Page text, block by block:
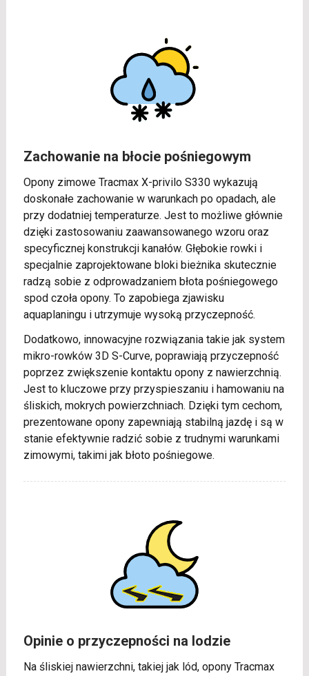
Zachowanie na błocie pośniegowym
Opony zimowe Tracmax X-privilo S330 wykazują
doskonałe zachowanie w warunkach po opadach, ale
przy dodatniej temperaturze. Jest to możliwe głównie
dzięki zastosowaniu zaawansowanego wzoru oraz
specyficznej konstrukcji kanałów. Głębokie rowki i
specjalnie zaprojektowane bloki bieżnika skutecznie
radzą sobie z odprowadzaniem błota pośniegowego
spod czoła opony. To zapobiega zjawisku
aquaplaningu i utrzymuje wysoką przyczepność.
Dodatkowo, innowacyjne rozwiązania takie jak system
mikro-rowków 3D S-Curve, poprawiają przyczepność
poprzez zwiększenie kontaktu opony z nawierzchnią.
Jest to kluczowe przy przyspieszaniu i hamowaniu na
śliskich, mokrych powierzchniach. Dzięki tym cechom,
prezentowane opony zapewniają stabilną jazdę i są w
stanie efektywnie radzić sobie z trudnymi warunkami
zimowymi, takimi jak błoto pośniegowe.
Opinie o przyczepności na lodzie
Na śliskiej nawierzchni, takiej jak lód, opony Tracmax